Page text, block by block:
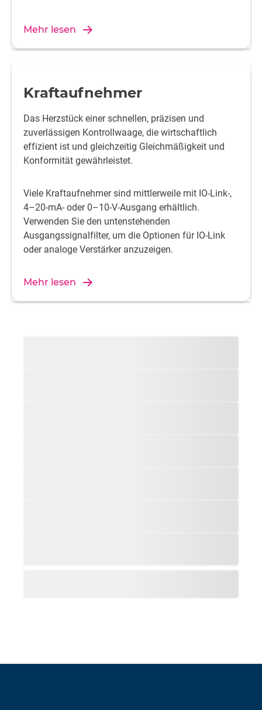
Mehr lesen
Kraftaufnehmer
Das Herzstück einer schnellen, präzisen und
zuverlässigen Kontrollwaage, die wirtschaftlich
effizient ist und gleichzeitig Gleichmäßigkeit und
Konformität gewährleistet.
Viele Kraftaufnehmer sind mittlerweile mit IO-Link-,
4–20-mA- oder 0–10-V-Ausgang erhältlich.
Verwenden Sie den untenstehenden
Ausgangssignalfilter, um die Optionen für IO-Link
oder analoge Verstärker anzuzeigen.
Mehr lesen